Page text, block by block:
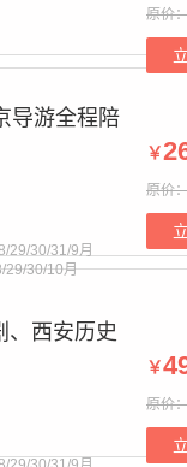
原价
导游全程陪
29/30/31/9月
29/30/10月
￥
原价
、西安历史
￥
原价